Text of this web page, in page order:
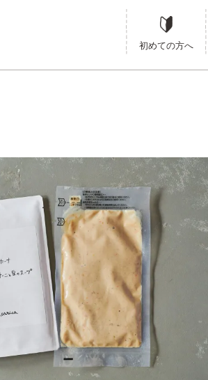
初めての方へ
【ベストヒット リ・カーリカ】発酵ポルチーニと豆の
【ベストヒット リ・カーリカ
ベストヒット リ・カーリカ】発酵ポルチーニと豆のス